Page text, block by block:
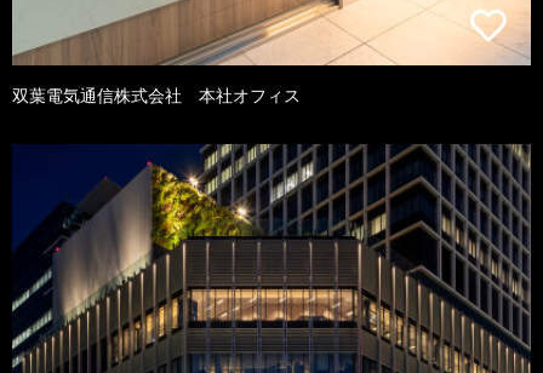
双葉電気通信株式会社 本社オフィス